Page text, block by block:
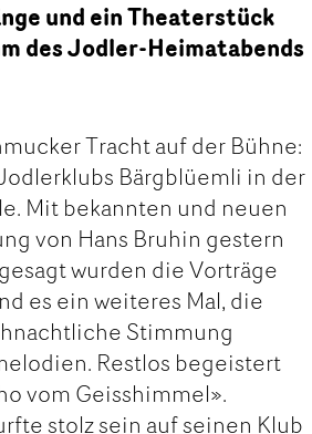
und ein Theaterstück
des Jodler-Heimatabends
Tracht auf der Bühne:
Bärgblüemli in der
Mit bekannten und neuen
von Hans Bruhin gestern
wurden die Vorträge
es ein weiteres Mal, die
Stimmung
Restlos begeistert
vom Geisshimmel».
stolz sein auf seinen Klub